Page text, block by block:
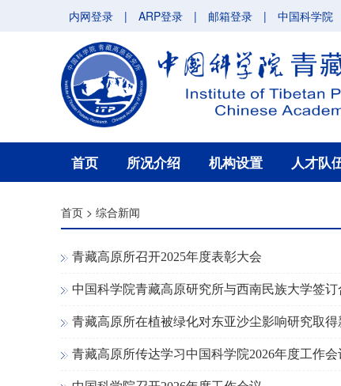
内网登录 | ARP登录 | 邮箱登录 | 中国科学院
首页 所况介绍 机构设置 人才队
首页 > 综合新闻
青藏高原所召开2025年度表彰大会
中国科学院青藏高原研究所与西南民族大学签订
青藏高原所在植被绿化对东亚沙尘影响研究取得
青藏高原所传达学习中国科学院2026年度工作会